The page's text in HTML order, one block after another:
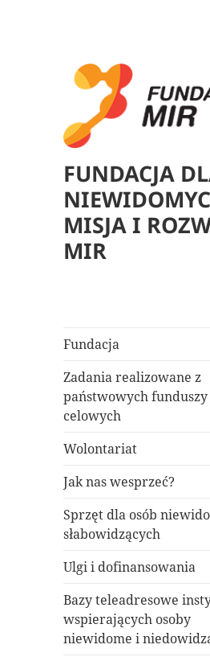
FUNDACJA
MISJA I
MIR
Fundacja
Zadania realizowane z
państwowych funduszy
celowych
Wolontariat
Jak nas wesprzeć?
Sprzęt dla osób
słabowidzących
Ulgi i dofinansowania
Bazy teleadresowe
wspierających osoby
niewidome i